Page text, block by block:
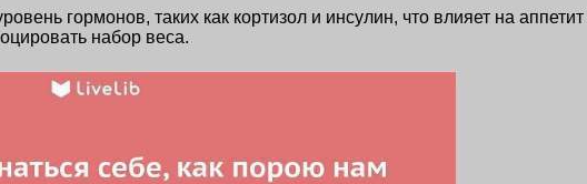
гормонов, таких как кортизол и инсулин, что влияет на
набор веса.